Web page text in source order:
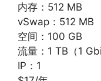
内存：512 MB
vSwap：512 MB
空间：100 GB
流量：1 TB（1
IP：1